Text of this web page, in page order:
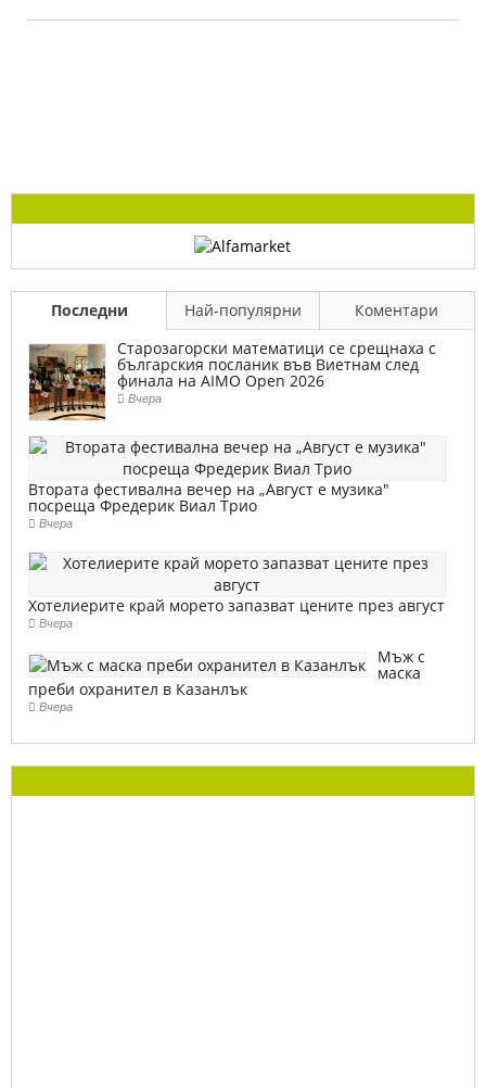
Последни Най-популярни
Коментари
Старозагорски математици се срещнаха с
българския посланик във Виетнам след
финала на AIMO Open 2026
Вчера
Втората фестивална вечер на „Август е музика"
посреща Фредерик Виал Трио
Вчера
Хотелиерите край морето запазват цените през август
Вчера
Мъж с
маска
преби охранител в Казанлък
Вчера